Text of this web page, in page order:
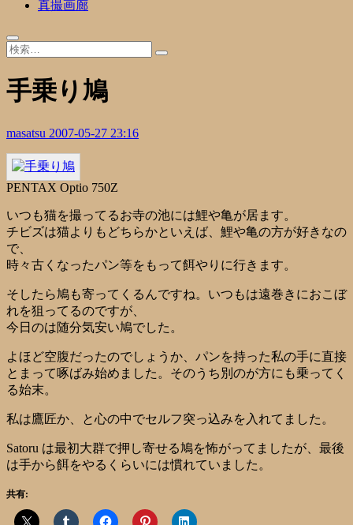
真撮画廊
手乗り鳩
masatsu 2007-05-27 23:16
PENTAX Optio 750Z
いつも猫を撮ってるお寺の池には鯉や亀が居ます。
チビズは猫よりもどちらかといえば、鯉や亀の方が好きなの
で、
時々古くなったパン等をもって餌やりに行きます。
そしたら鳩も寄ってくるんですね。いつもは遠巻きにおこぼ
れを狙ってるのですが、
今日のは随分気安い鳩でした。
よほど空腹だったのでしょうか、パンを持った私の手に直接
とまって啄ばみ始めました。そのうち別のが方にも乗ってく
る始末。
私は鷹匠か、と心の中でセルフ突っ込みを入れてました。
Satoru は最初大群で押し寄せる鳩を怖がってましたが、最後
は手から餌をやるくらいには慣れていました。
共有: